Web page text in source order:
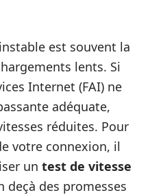
est souvent la
lents. Si
Internet (FAI) ne
adéquate,
réduites. Pour
votre connexion, il
un test de vitesse
deçà des promesses